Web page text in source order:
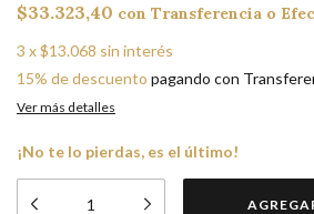
$33.323,40 con Transferencia o
3 x$13.068 sin interés
15% de descuento pagando con
Ver más detalles
¡No te lo pierdas, es el último!